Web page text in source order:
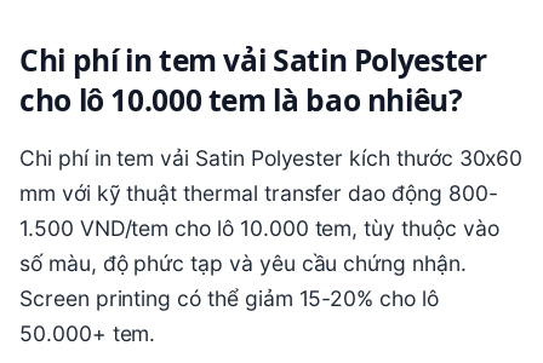
Chi phí in tem vải Satin Polyester
cho lô 10.000 tem là bao nhiêu?
Chi phí in tem vải Satin Polyester kích thước 30x60
mm với kỹ thuật thermal transfer dao động 800-
1.500 VND/tem cho lô 10.000 tem, tùy thuộc vào
số màu, độ phức tạp và yêu cầu chứng nhận.
Screen printing có thể giảm 15-20% cho lô
50.000+ tem.